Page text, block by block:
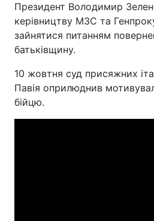
Президент Володимир
керівництву МЗС та
зайнятися питанням
батьківщину.
10 жовтня суд присяжних
Павія оприлюднив
бійцю.